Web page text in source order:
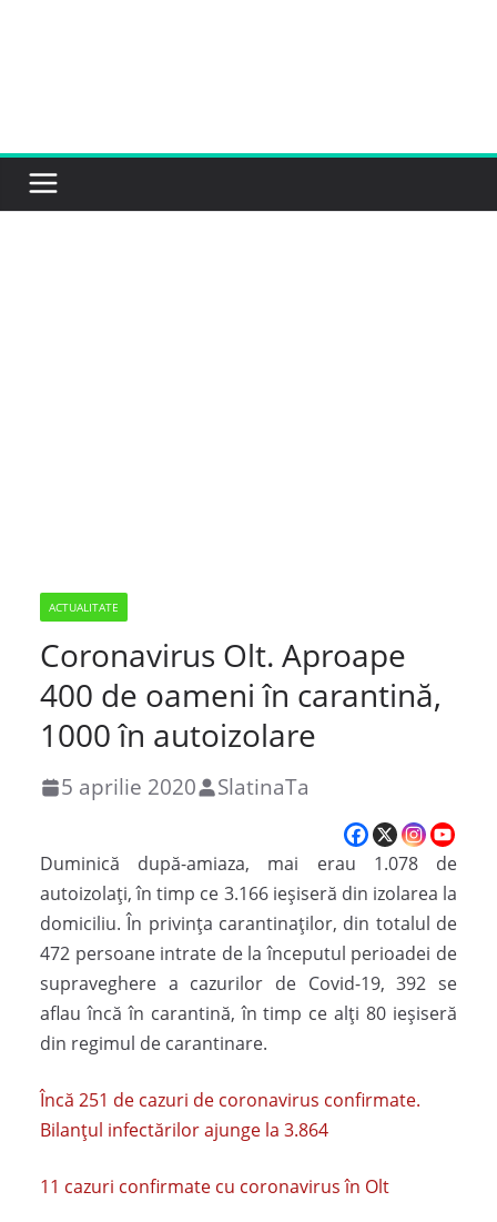
ACTUALITATE
Coronavirus Olt. Aproape
400 de oameni în carantină,
1000 în autoizolare
5 aprilie 2020 SlatinaTa
Duminică după-amiaza, mai erau 1.078 de
autoizolați, în timp ce 3.166 ieșiseră din izolarea la
domiciliu. În privința carantinaților, din totalul de
472 persoane intrate de la începutul perioadei de
supraveghere a cazurilor de Covid-19, 392 se
aflau încă în carantină, în timp ce alți 80 ieșiseră
din regimul de carantinare.
Încă 251 de cazuri de coronavirus confirmate.
Bilanțul infectărilor ajunge la 3.864
11 cazuri confirmate cu coronavirus în Olt